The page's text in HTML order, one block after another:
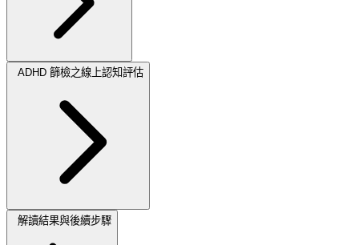
ADHD 篩檢之線上認知評估
解讀結果與後續步驟